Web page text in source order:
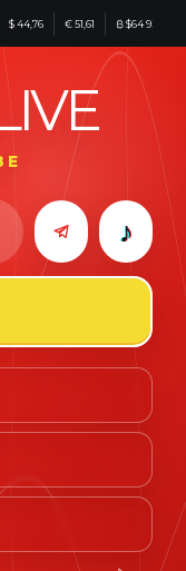
$ 44,76 € 51,61 ₿ $64 934
♪